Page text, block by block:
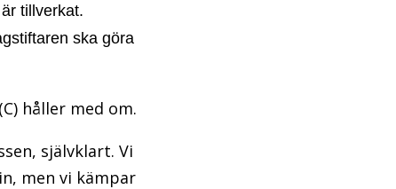
tillverkat.
ska göra
håller med om.
självklart. Vi
men vi kämpar